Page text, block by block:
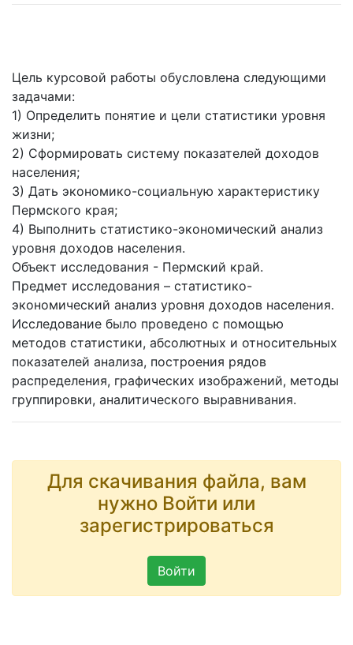
Цель курсовой работы обусловлена следующими
задачами:
1) Определить понятие и цели статистики уровня
жизни;
2) Сформировать систему показателей доходов
населения;
3) Дать экономико-социальную характеристику
Пермского края;
4) Выполнить статистико-экономический анализ
уровня доходов населения.
Объект исследования - Пермский край.
Предмет исследования – статистико-
экономический анализ уровня доходов населения.
Исследование было проведено с помощью
методов статистики, абсолютных и относительных
показателей анализа, построения рядов
распределения, графических изображений, методы
группировки, аналитического выравнивания.
Для скачивания файла, вам
нужно Войти или
зарегистрироваться
Войти